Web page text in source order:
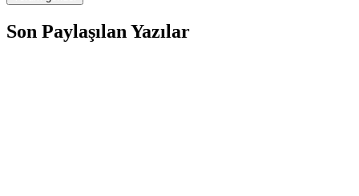
Son Paylaşılan Yazılar